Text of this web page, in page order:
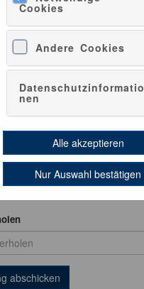
Cookies
Andere Cookies
Datenschutzinformatio
nen
Alle akzeptieren
Nur Auswahl bestätigen
Passwort
Anmeldung
angeben